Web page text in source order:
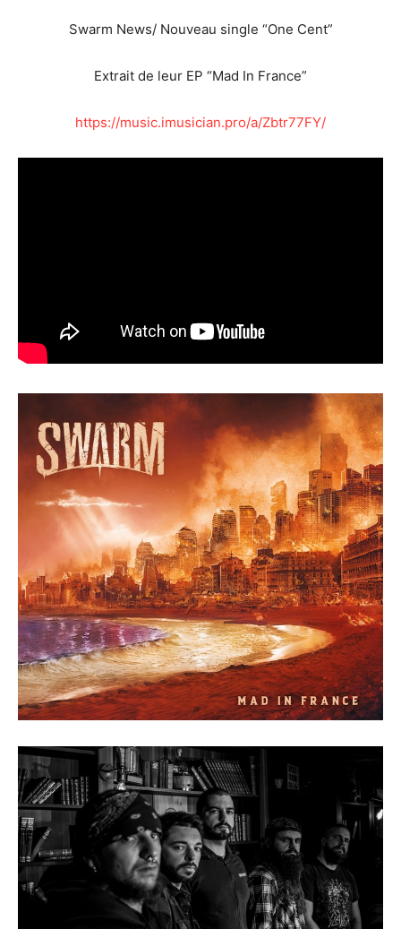
Swarm News/ Nouveau single “One Cent”
Extrait de leur EP “Mad In France”
https://music.imusician.pro/a/Zbtr77FY/